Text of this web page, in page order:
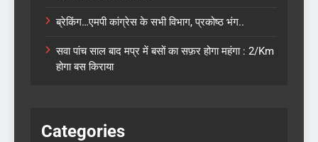
ब्रेकिंग…एमपी कांग्रेस के सभी विभाग, प्रकोष्ठ भंग..
सवा पांच साल बाद मप्र में बसों का सफ़र होगा महंगा : 2/Km
होगा बस किराया
Categories